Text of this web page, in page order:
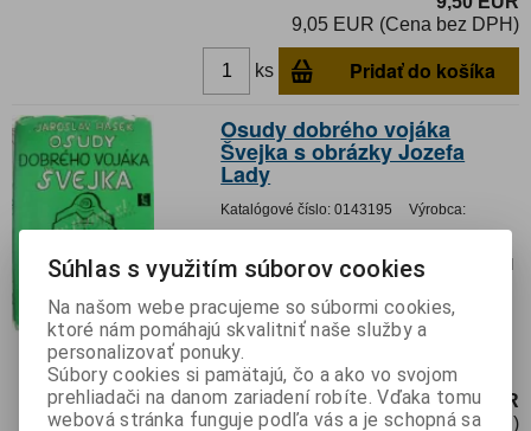
9,05 EUR (Cena bez DPH)
ks Pridať do košíka
Osudy dobrého vojáka
Švejka s obrázky Jozefa
Lady
Katalógové číslo: 0143195 Výrobca:
Termín dodania(prac.dni)-platí pre sklad
Hmotnosť:0,3 kg
Hmotnosť balenia:0,3 kg
3,80 EUR
3,62 EUR (Cena bez DPH)
Súhlas s využitím súborov cookies
Na našom webe pracujeme so súbormi cookies,
ktoré nám pomáhajú skvalitniť naše služby a
personalizovať ponuky.
Súbory cookies si pamätajú, čo a ako vo svojom
prehliadači na danom zariadení robíte. Vďaka tomu
webová stránka funguje podľa vás a je schopná sa